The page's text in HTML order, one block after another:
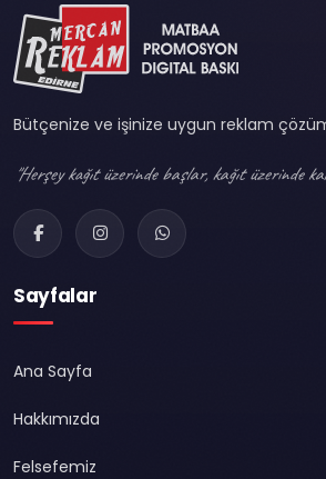
Bütçenize ve işinize uygun reklam
"Herşey kağıt üzerinde başlar, kağıt üzerinde
Sayfalar
Ana Sayfa
Hakkımızda
Felsefemiz